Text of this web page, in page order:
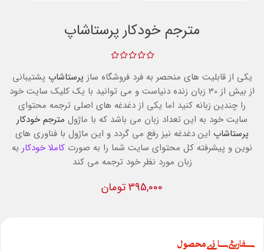
مترجم خودکار پرستاشاپ
یکی از قابلیت های منحصر به فرد فروشگاه ساز پرستاشاپ پشتیبانی
از بیش از 30 زبان زنده دنیاست و می توانید با یک کلیک سایت خود
را چندین زبانه کنید اما یکی از دغدغه های اصلی ترجمه محتوای
سایت خود به این تعداد زبان می باشد که با ماژول مترجم خودکار
پرستاشاپ این دغدغه نیز رفع می گردد و این ماژول با فناوری های
نوین و پیشرفته کل محتوای سایت شما را به صورت کاملا خودکار به
زبان مورد نظر خود ترجمه می کند
395,000 تومان
سفارشی سازی محصول